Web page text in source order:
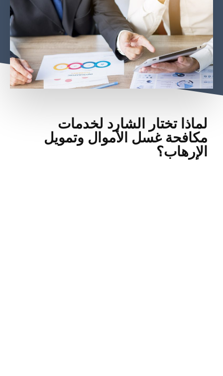
لماذا تختار الشارد لخدمات
مكافحة غسل الأموال وتمويل
الإرهاب؟